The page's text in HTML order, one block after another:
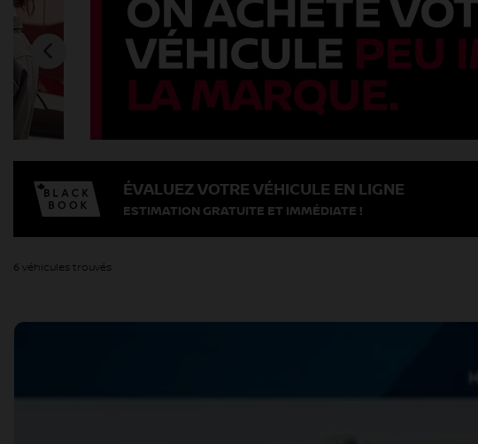
ÉVALUEZ VOTRE VÉHICULE EN LIGNE
ESTIMATION GRATUITE ET IMMÉDIATE !
6 véhicules trouvés